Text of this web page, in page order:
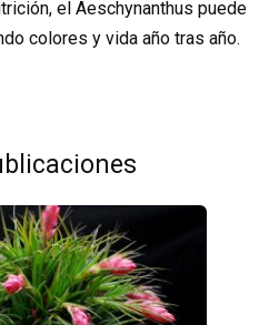
el Aeschynanthus puede
colores y vida año tras año.